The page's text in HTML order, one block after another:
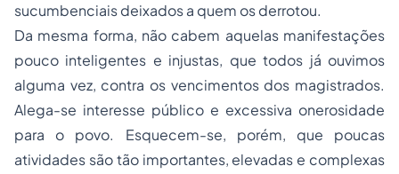
sucumbenciais deixados a quem os derrotou.
Da mesma forma, não cabem aquelas manifestações
pouco inteligentes e injustas, que todos já ouvimos
alguma vez, contra os vencimentos dos magistrados.
Alega-se interesse público e excessiva onerosidade
para o povo. Esquecem-se, porém, que poucas
atividades são tão importantes, elevadas e complexas